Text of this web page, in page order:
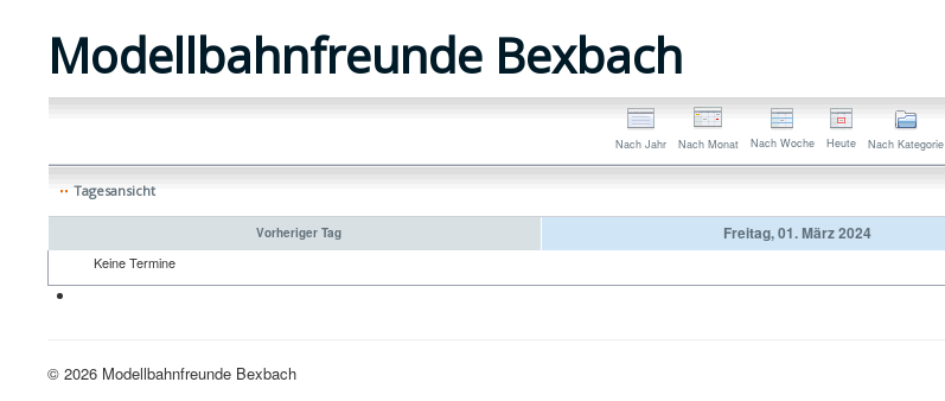
Modellbahnfreunde Bexbach
Nach Jahr Nach Monat Nach Woche Heute Nach Kategorie
Tagesansicht
Vorheriger Tag Freitag, 01. März 2024
Keine Termine
© 2026 Modellbahnfreunde Bexbach